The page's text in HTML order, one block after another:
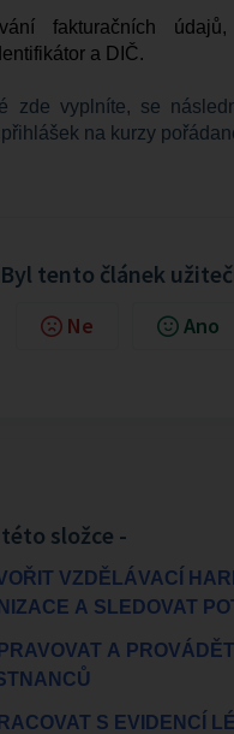
fakturačních
a DIČ.
zde vyplníte, se
na kurzy
Byl tento článek
Ne Ano
složce -
VZDĚLÁVACÍ
A SLEDOVAT
A PROVÁDĚT
S EVIDENCÍ